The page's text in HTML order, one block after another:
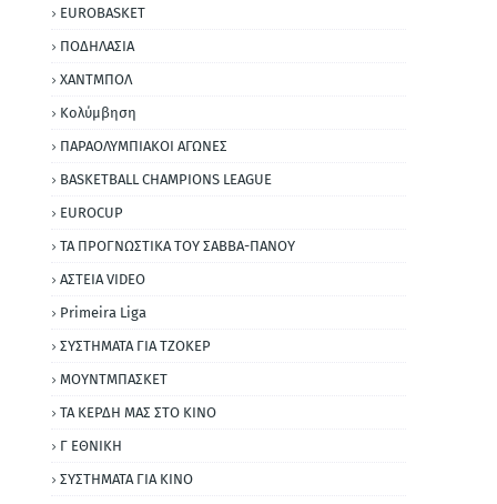
EUROBASKET
ΠΟΔΗΛΑΣΙΑ
ΧΑΝΤΜΠΟΛ
Κολύμβηση
ΠΑΡΑΟΛΥΜΠΙΑΚΟΙ ΑΓΩΝΕΣ
BASKETBALL CHAMPIONS LEAGUE
EUROCUP
ΤΑ ΠΡΟΓΝΩΣΤΙΚΑ ΤΟΥ ΣΑΒΒΑ-ΠΑΝΟΥ
ΑΣΤΕΙΑ VIDEO
Primeira Liga
ΣΥΣΤΗΜΑΤΑ ΓΙΑ ΤΖΟΚΕΡ
ΜΟΥΝΤΜΠΑΣΚΕΤ
ΤΑ ΚΕΡΔΗ ΜΑΣ ΣΤΟ ΚΙΝΟ
Γ ΕΘΝΙΚΗ
ΣΥΣΤΗΜΑΤΑ ΓΙΑ ΚΙΝΟ